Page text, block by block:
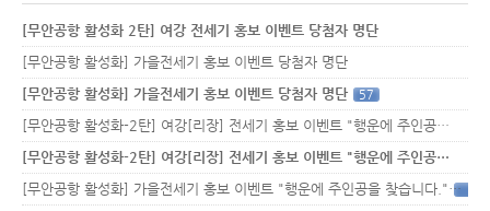
[무안공항 활성화 2탄] 여강 전세기 홍보 이벤트 당첨자 명단
[무안공항 활성화] 가을전세기 홍보 이벤트 당첨자 명단
[무안공항 활성화] 가을전세기 홍보 이벤트 당첨자 명단
57
[무안공항 활성화-2탄] 여강[리장] 전세기 홍보 이벤트 "행운에 주인공…
[무안공항 활성화-2탄] 여강[리장] 전세기 홍보 이벤트 "행운에 주인공…
[무안공항 활성화] 가을전세기 홍보 이벤트 "행운에 주인공을 찾습니다."33